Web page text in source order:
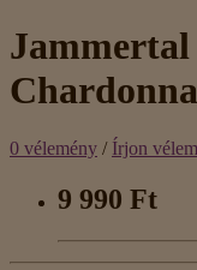
0 vélemény / Írjon
9 990 Ft